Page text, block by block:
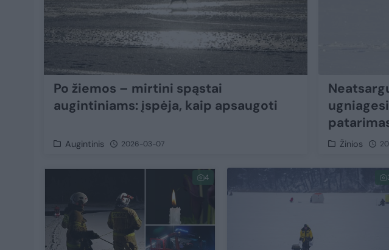
Po žiemos – mirtini spąstai
augintiniams: įspėja, kaip apsaugoti
Augintinis 2026-03-07 Žinios
4